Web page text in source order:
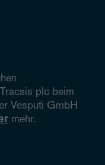
plc beim
Vesputi GmbH
mehr.